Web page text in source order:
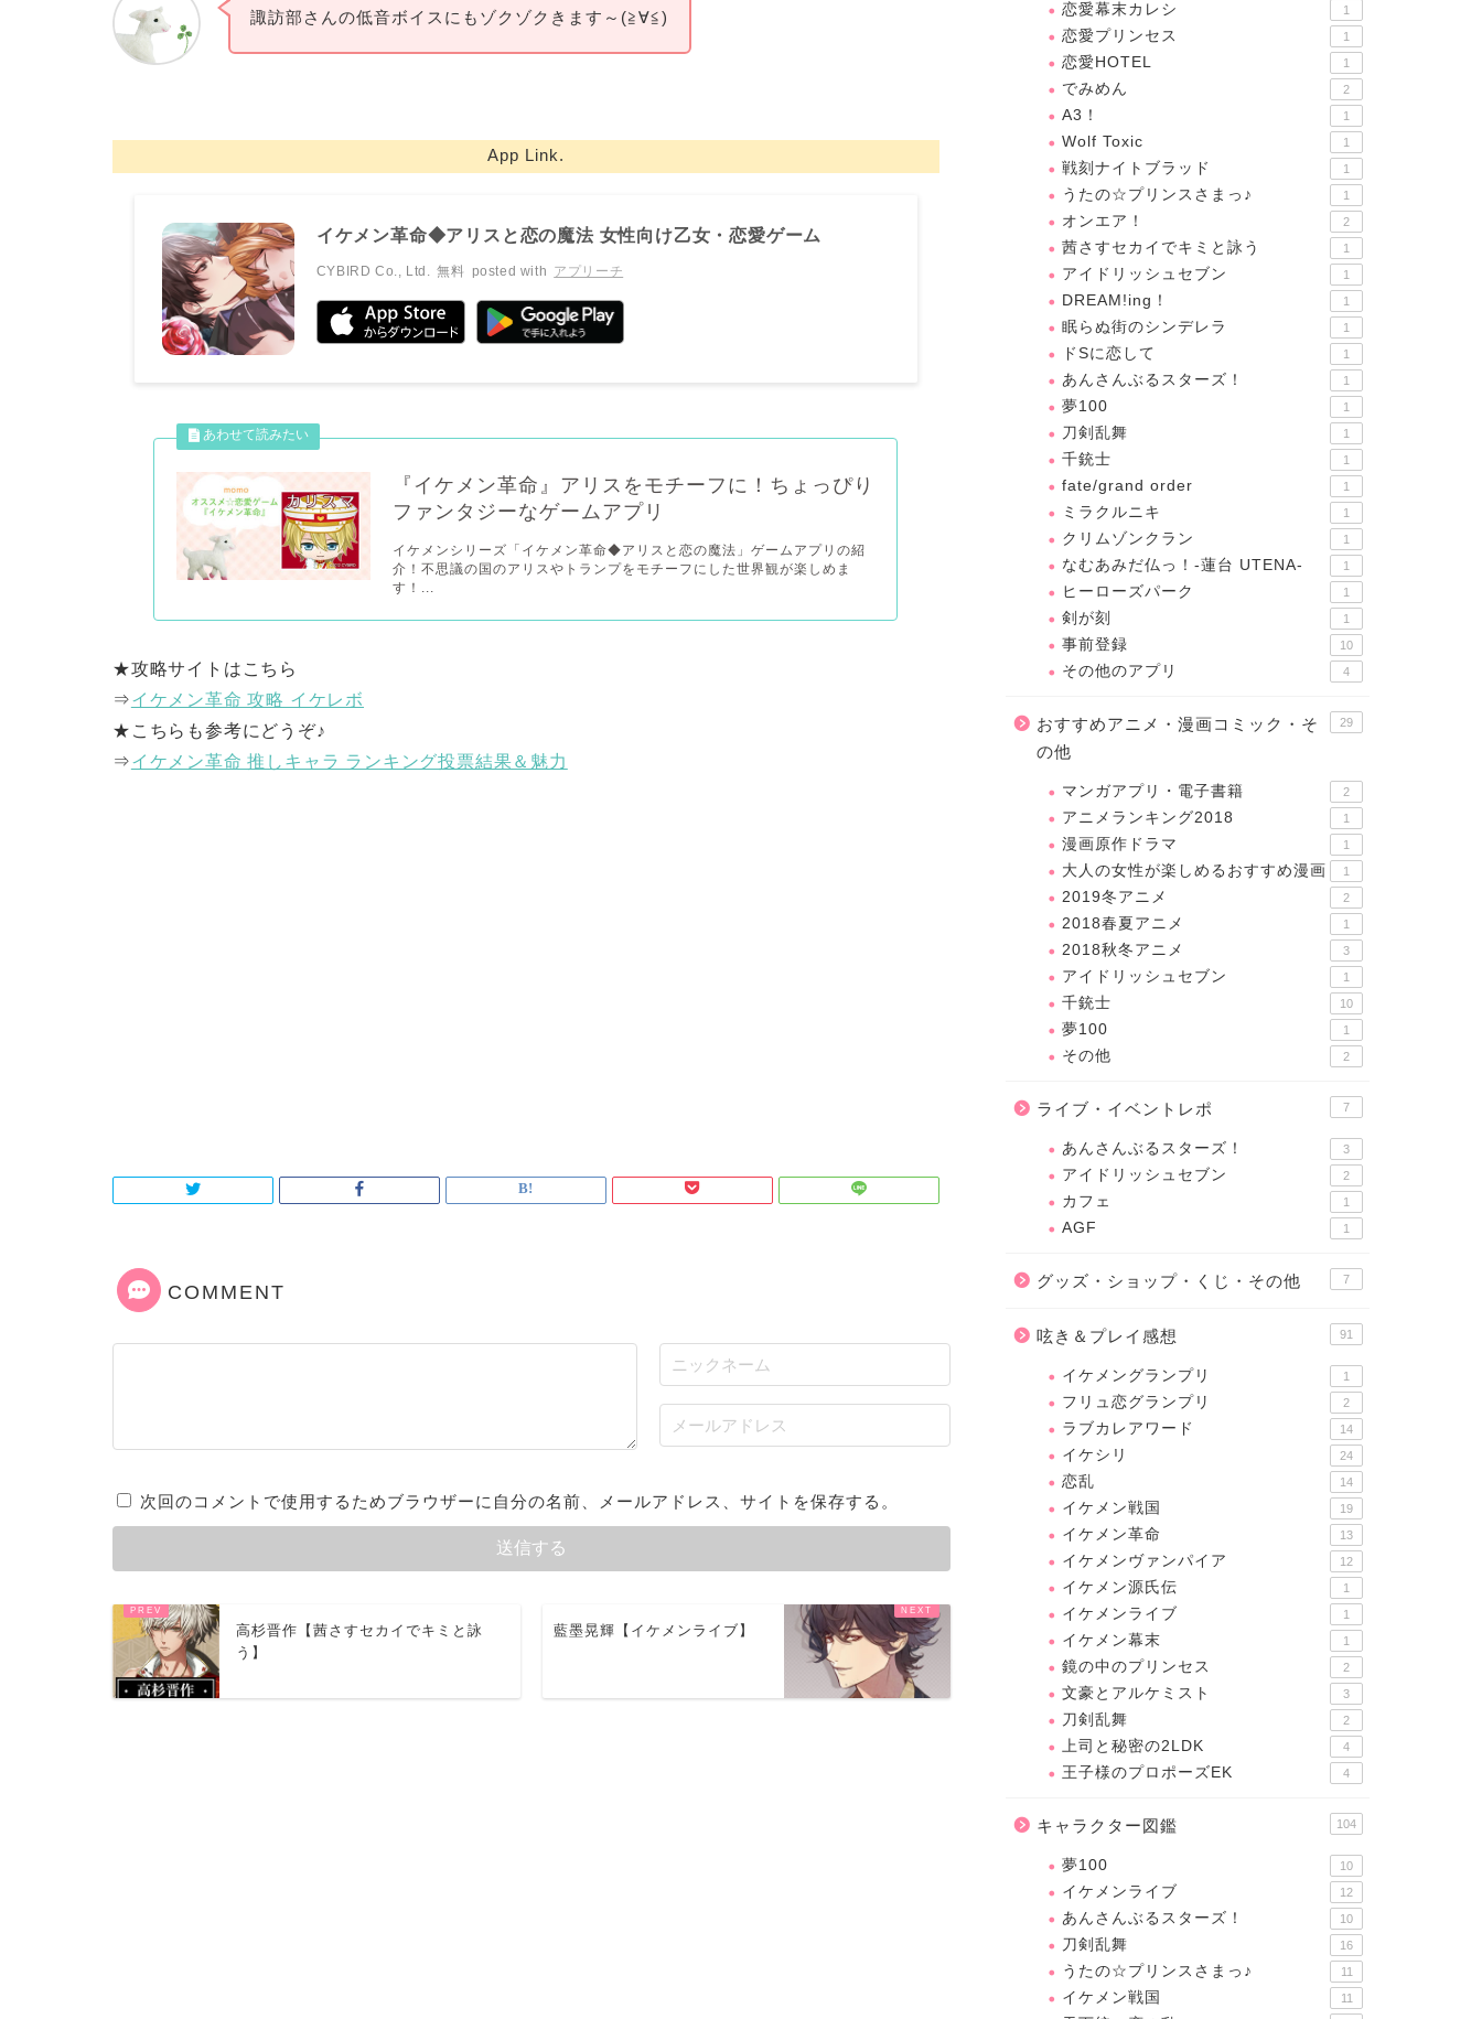
諏訪部さんの低音ボイスにもゾクゾクきます～(≧∀≦)
App Link.
イケメン革命◆アリスと恋の魔法 女性向け乙女・恋愛ゲーム
CYBIRD Co., Ltd. 無料 posted with アプリーチ
『イケメン革命』アリスをモチーフに！ちょっぴり
ファンタジーなゲームアプリ
イケメンシリーズ「イケメン革命◆アリスと恋の魔法」ゲームアプリの紹
介！不思議の国のアリスやトランプをモチーフにした世界観が楽しめま
す！...
★攻略サイトはこちら
⇒イケメン革命 攻略 イケレボ
★こちらも参考にどうぞ♪
⇒イケメン革命 推しキャラ ランキング投票結果＆魅力
COMMENT
次回のコメントで使用するためブラウザーに自分の名前、メールアドレス、サイトを保存する。
高杉晋作【茜さすセカイでキミと詠
う】
藍墨晃輝【イケメンライブ】
恋愛幕末カレシ 1
恋愛プリンセス 1
恋愛HOTEL 1
でみめん 2
A3！ 1
Wolf Toxic 1
戦刻ナイトブラッド 1
うたの☆プリンスさまっ♪ 1
オンエア！ 2
茜さすセカイでキミと詠う 1
アイドリッシュセブン 1
DREAM!ing！ 1
眠らぬ街のシンデレラ 1
ドSに恋して 1
あんさんぶるスターズ！ 1
夢100 1
刀剣乱舞 1
千銃士 1
fate/grand order 1
ミラクルニキ 1
クリムゾンクラン 1
なむあみだ仏っ！-蓮台 UTENA- 1
ヒーローズパーク 1
剣が刻 1
事前登録 10
その他のアプリ 4
おすすめアニメ・漫画コミック・そ
の他
29
マンガアプリ・電子書籍 2
アニメランキング2018 1
漫画原作ドラマ 1
大人の女性が楽しめるおすすめ漫画 1
2019冬アニメ 2
2018春夏アニメ 1
2018秋冬アニメ 3
アイドリッシュセブン 1
千銃士 10
夢100 1
その他 2
ライブ・イベントレポ 7
あんさんぶるスターズ！ 3
アイドリッシュセブン 2
カフェ 1
AGF 1
グッズ・ショップ・くじ・その他 7
呟き＆プレイ感想 91
イケメングランプリ 1
フリュ恋グランプリ 2
ラブカレアワード 14
イケシリ 24
恋乱 14
イケメン戦国 19
イケメン革命 13
イケメンヴァンパイア 12
イケメン源氏伝 1
イケメンライブ 1
イケメン幕末 1
鏡の中のプリンセス 2
文豪とアルケミスト 3
刀剣乱舞 2
上司と秘密の2LDK 4
王子様のプロポーズEK 4
キャラクター図鑑 104
夢100 10
イケメンライブ 12
あんさんぶるスターズ！ 10
刀剣乱舞 16
うたの☆プリンスさまっ♪ 11
イケメン戦国 11